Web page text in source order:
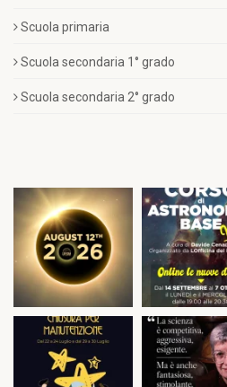
Scuola primaria
Scuola secondaria 1° grado
Scuola secondaria 2° grado